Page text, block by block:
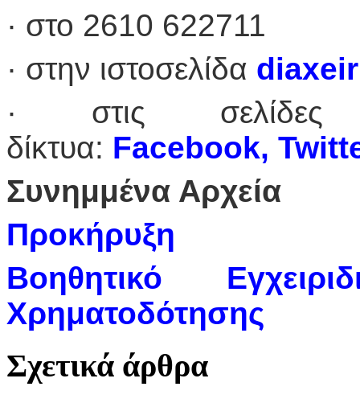
· στο 2610 622711
· στην ιστοσελίδα
· στις
δίκτυα: Facebook,
Συνημμένα Αρχεία
Προκήρυξη
Βοηθητικό
Χρηματοδότησης
Σχετικά άρθρα